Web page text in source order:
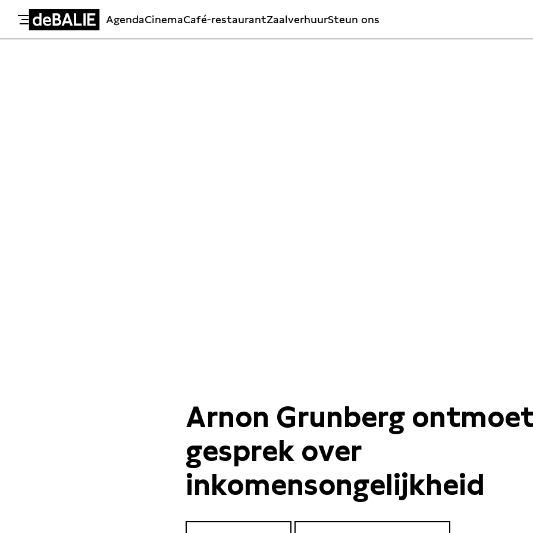
De Balie
AgendaCinemaCafé-restaurantZaalverhuurSteun ons
Arnon Grunberg
gesprek over
inkomensongelijkheid